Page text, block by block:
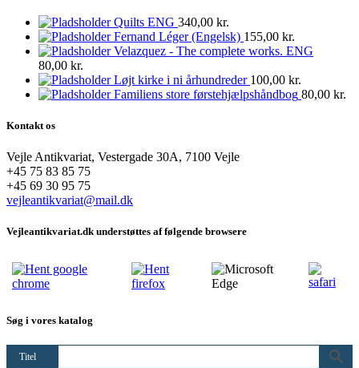
Quilts ENG 340,00 kr.
Fernand Léger (Engelsk) 155,00 kr.
Velazquez - The complete works. ENG
80,00 kr.
Løjt kirke i ni århundreder 100,00 kr.
Familiens store førstehjælpshåndbog 80,00 kr.
Kontakt os
Vejle Antikvariat, Vestergade 30A, 7100 Vejle
+45 75 83 85 75
+45 69 30 95 75
vejleantikvariat@mail.dk
Vejleantikvariat.dk understøttes af følgende browsere
Søg i vores katalog
Titel